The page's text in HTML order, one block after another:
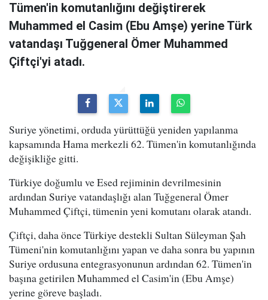
Tümen'in komutanlığını değiştirerek
Muhammed el Casim (Ebu Amşe) yerine Türk
vatandaşı Tuğgeneral Ömer Muhammed
Çiftçi'yi atadı.
Suriye yönetimi, orduda yürüttüğü yeniden yapılanma
kapsamında Hama merkezli 62. Tümen'in komutanlığında
değişikliğe gitti.
Türkiye doğumlu ve Esed rejiminin devrilmesinin
ardından Suriye vatandaşlığı alan Tuğgeneral Ömer
Muhammed Çiftçi, tümenin yeni komutanı olarak atandı.
Çiftçi, daha önce Türkiye destekli Sultan Süleyman Şah
Tümeni'nin komutanlığını yapan ve daha sonra bu yapının
Suriye ordusuna entegrasyonunun ardından 62. Tümen'in
başına getirilen Muhammed el Casim'in (Ebu Amşe)
yerine göreve başladı.